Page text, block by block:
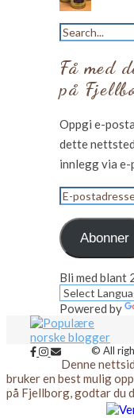
Få med
på
Oppgi e-
dette
innlegg via e-
E-
postadresse
Abonner
Bli med blant
Powered by
© All
Denne
bruker en best mulig
på Fjellborg, godtar du